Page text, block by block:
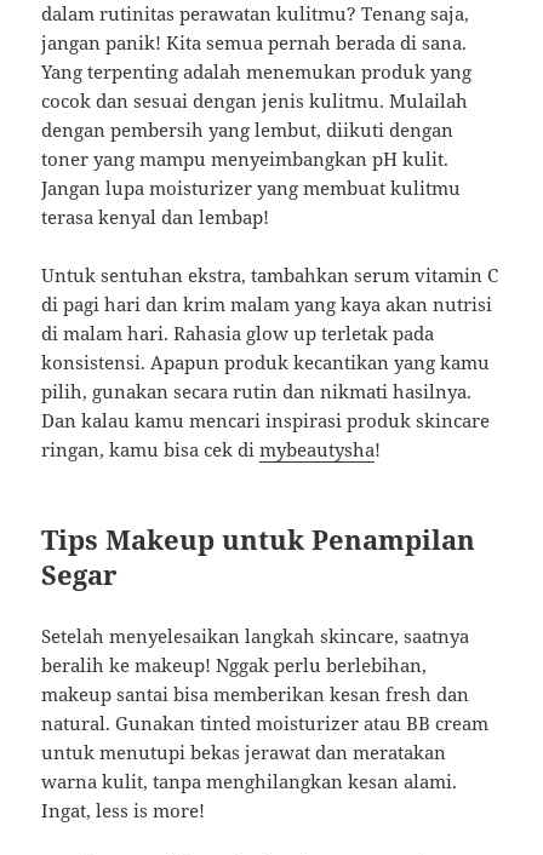
dalam rutinitas perawatan kulitmu? Tenang saja,
jangan panik! Kita semua pernah berada di sana.
Yang terpenting adalah menemukan produk yang
cocok dan sesuai dengan jenis kulitmu. Mulailah
dengan pembersih yang lembut, diikuti dengan
toner yang mampu menyeimbangkan pH kulit.
Jangan lupa moisturizer yang membuat kulitmu
terasa kenyal dan lembap!
Untuk sentuhan ekstra, tambahkan serum vitamin C
di pagi hari dan krim malam yang kaya akan nutrisi
di malam hari. Rahasia glow up terletak pada
konsistensi. Apapun produk kecantikan yang kamu
pilih, gunakan secara rutin dan nikmati hasilnya.
Dan kalau kamu mencari inspirasi produk skincare
ringan, kamu bisa cek dimybeautysha!
Tips Makeup untuk Penampilan
Segar
Setelah menyelesaikan langkah skincare, saatnya
beralih ke makeup! Nggak perlu berlebihan,
makeup santai bisa memberikan kesan fresh dan
natural. Gunakan tinted moisturizer atau BB cream
untuk menutupi bekas jerawat dan meratakan
warna kulit, tanpa menghilangkan kesan alami.
Ingat, less is more!